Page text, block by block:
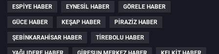
ESPIYE HABER EYNESIL HABER GÖRELE HABER
GÜCE HABER KEŞAP HABER PIRAZIZ HABER
ŞEBINKARAHISAR HABER TIREBOLU HABER